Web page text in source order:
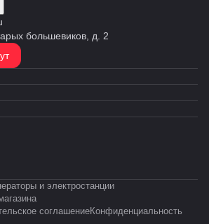
большевиков, д. 2
и электростанции
соглашениеКонфиденциальность